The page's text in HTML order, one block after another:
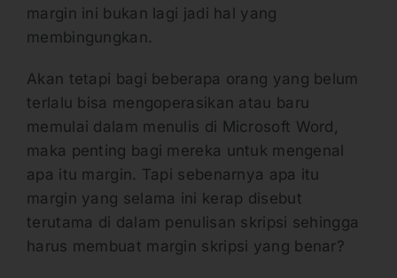
margin ini bukan lagi jadi hal yang
membingungkan.
Akan tetapi bagi beberapa orang yang belum
terlalu bisa mengoperasikan atau baru
memulai dalam menulis di Microsoft Word,
maka penting bagi mereka untuk mengenal
apa itu margin. Tapi sebenarnya apa itu
margin yang selama ini kerap disebut
terutama di dalam penulisan skripsi sehingga
harus membuat margin skripsi yang benar?